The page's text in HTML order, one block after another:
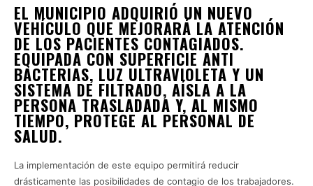
EL MUNICIPIO ADQUIRIÓ UN NUEVO
VEHÍCULO QUE MEJORARÁ LA ATENCIÓN
DE LOS PACIENTES CONTAGIADOS.
EQUIPADA CON SUPERFICIE ANTI
BACTERIAS, LUZ ULTRAVIOLETA Y UN
SISTEMA DE FILTRADO, AÍSLA A LA
PERSONA TRASLADADA Y, AL MISMO
TIEMPO, PROTEGE AL PERSONAL DE
SALUD.
La implementación de este equipo permitirá reducir
drásticamente las posibilidades de contagio de los trabajadores.